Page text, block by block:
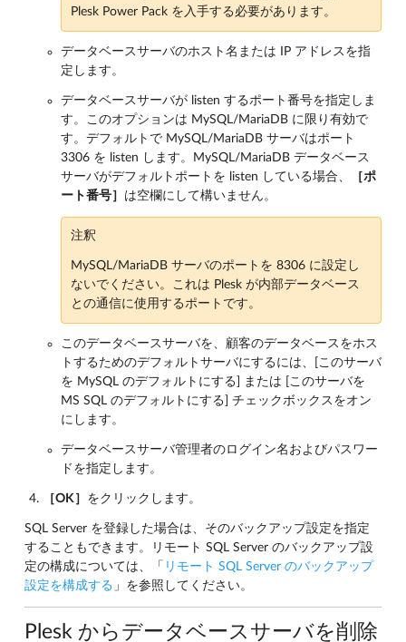
Plesk Power Pack を入手する必要があります。
データベースサーバのホスト名または IP アドレスを指
定します。
データベースサーバが listen するポート番号を指定しま
す。このオプションは MySQL/MariaDB に限り有効で
す。デフォルトで MySQL/MariaDB サーバはポート
3306 を listen します。MySQL/MariaDB データベース
サーバがデフォルトポートを listen している場合、
［ポ
ート番号］ は空欄にして構いません。
注釈
MySQL/MariaDB サーバのポートを 8306 に設定し
ないでください。これは Plesk が内部データベース
との通信に使用するポートです。
このデータベースサーバを、顧客のデータベースをホス
トするためのデフォルトサーバにするには、[このサーバ
を MySQL のデフォルトにする] または [このサーバを
MS SQL のデフォルトにする] チェックボックスをオン
にします。
データベースサーバ管理者のログイン名およびパスワー
ドを指定します。
［OK］ をクリックします。
SQL Server を登録した場合は、そのバックアップ設定を指定
することもできます。リモート SQL Server のバックアップ設
定の構成については、「 リモート SQL Server のバックアップ
設定を構成する 」を参照してください。
Plesk からデータベースサーバを削除